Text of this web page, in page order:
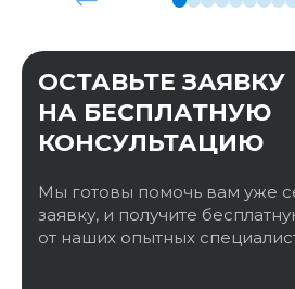
ОСТАВЬТЕ ЗАЯВКУ
НА БЕСПЛАТНУЮ
КОНСУЛЬТАЦИЮ
Мы готовы помочь вам уже
заявку, и получите
от наших опытных